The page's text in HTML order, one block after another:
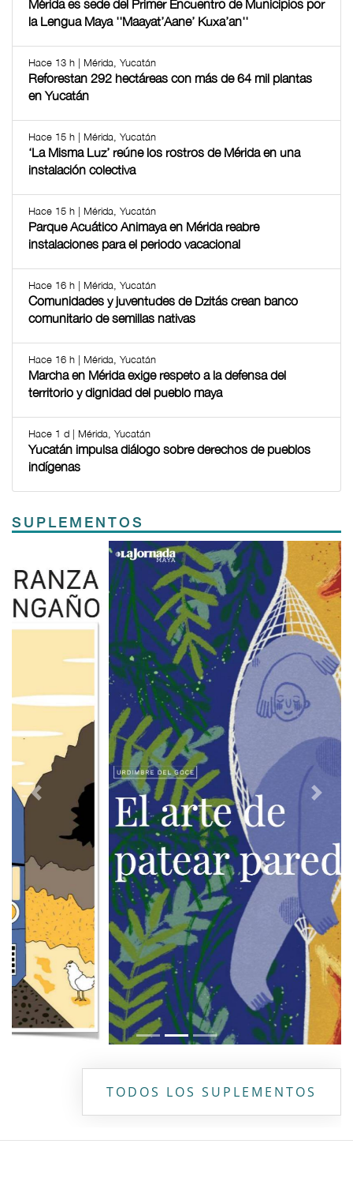
Mérida es sede del Primer Encuentro de Municipios por
la Lengua Maya ''Maayat’Aane’ Kuxa’an''
Hace 13 h | Mérida, Yucatán
Reforestan 292 hectáreas con más de 64 mil plantas
en Yucatán
Hace 15 h | Mérida, Yucatán
‘La Misma Luz’ reúne los rostros de Mérida en una
instalación colectiva
Hace 15 h | Mérida, Yucatán
Parque Acuático Animaya en Mérida reabre
instalaciones para el periodo vacacional
Hace 16 h | Mérida, Yucatán
Comunidades y juventudes de Dzitás crean banco
comunitario de semillas nativas
Hace 16 h | Mérida, Yucatán
Marcha en Mérida exige respeto a la defensa del
territorio y dignidad del pueblo maya
Hace 1 d | Mérida, Yucatán
Yucatán impulsa diálogo sobre derechos de pueblos
indígenas
SUPLEMENTOS
Previous Next
TODOS LOS SUPLEMENTOS